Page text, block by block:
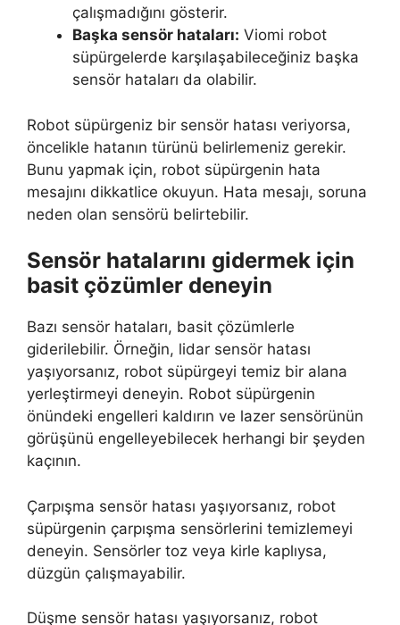
çalışmadığını gösterir.
Başka sensör hataları: Viomi robot
süpürgelerde karşılaşabileceğiniz başka
sensör hataları da olabilir.
Robot süpürgeniz bir sensör hatası veriyorsa,
öncelikle hatanın türünü belirlemeniz gerekir.
Bunu yapmak için, robot süpürgenin hata
mesajını dikkatlice okuyun. Hata mesajı, soruna
neden olan sensörü belirtebilir.
Sensör hatalarını gidermek için
basit çözümler deneyin
Bazı sensör hataları, basit çözümlerle
giderilebilir. Örneğin, lidar sensör hatası
yaşıyorsanız, robot süpürgeyi temiz bir alana
yerleştirmeyi deneyin. Robot süpürgenin
önündeki engelleri kaldırın ve lazer sensörünün
görüşünü engelleyebilecek herhangi bir şeyden
kaçının.
Çarpışma sensör hatası yaşıyorsanız, robot
süpürgenin çarpışma sensörlerini temizlemeyi
deneyin. Sensörler toz veya kirle kaplıysa,
düzgün çalışmayabilir.
Düşme sensör hatası yaşıyorsanız, robot